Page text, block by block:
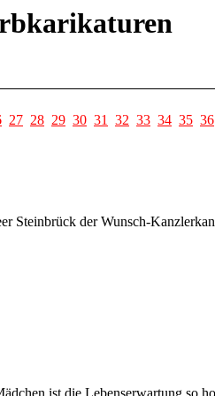
27 28 29 30 31 32 33 34 35 36
Steinbrück der Wunsch-